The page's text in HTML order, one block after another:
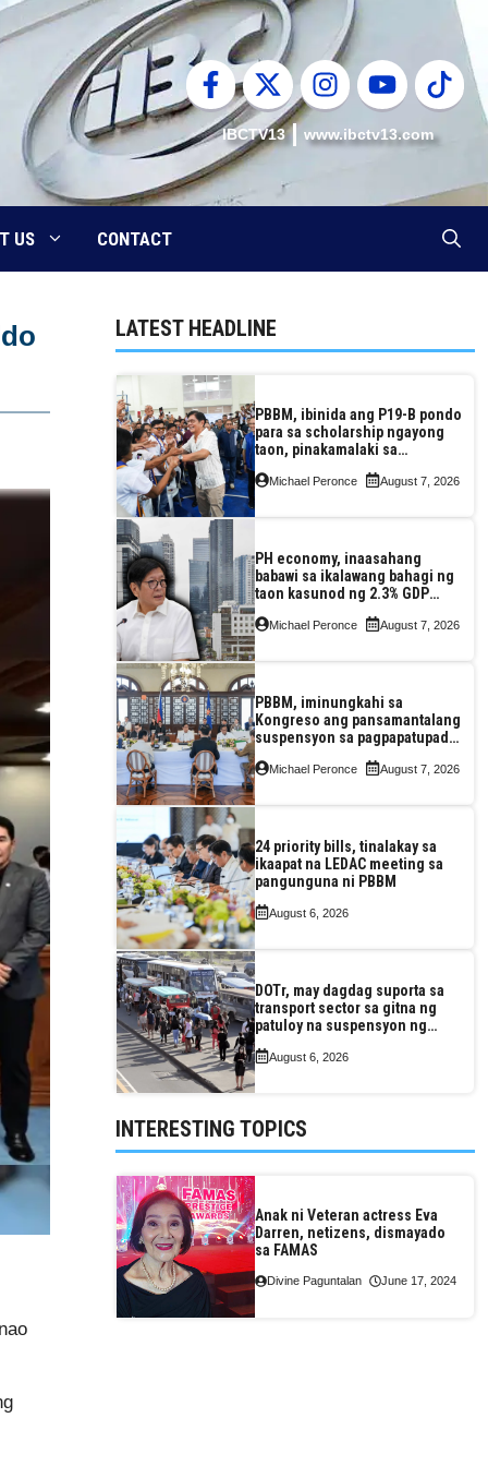
IBCTV13 www.ibctv13.com
US CONTACT
LATEST HEADLINE
PBBM, ibinida ang P19-B pondo
para sa scholarship ngayong
taon, pinakamalaki sa
Michael Peronce August 7, 2026
PH economy, inaasahang
babawi sa ikalawang bahagi ng
taon kasunod ng 2.3% GDP
pagkaantala ng public
Michael Peronce August 7, 2026
PBBM, iminungkahi sa
Kongreso ang pansamantalang
suspensyon sa pagpapatupad
Assessment Reform Act
Michael Peronce August 7, 2026
24 priority bills, tinalakay sa
ikaapat na LEDAC meeting sa
pangunguna ni PBBM
August 6, 2026
DOTr, may dagdag suporta sa
transport sector sa gitna ng
patuloy na suspensyon ng
August 6, 2026
INTERESTING TOPICS
Anak ni Veteran actress Eva
Darren, netizens, dismayado
sa FAMAS
Divine Paguntalan June 17, 2024